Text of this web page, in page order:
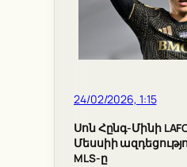
24/02/2026, 1:15
Սոն Հընգ-Մինի
Մեսսիի
MLS-ը